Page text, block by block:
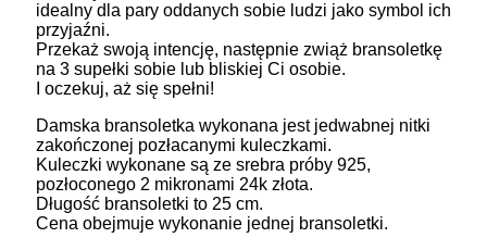
idealny dla pary oddanych sobie ludzi jako symbol ich
przyjaźni.
Przekaż swoją intencję, następnie zwiąż bransoletkę
na 3 supełki sobie lub bliskiej Ci osobie.
I oczekuj, aż się spełni!
Damska bransoletka wykonana jest jedwabnej nitki
zakończonej pozłacanymi kuleczkami.
Kuleczki wykonane są ze srebra próby 925,
pozłoconego 2 mikronami 24k złota.
Długość bransoletki to 25 cm.
Cena obejmuje wykonanie jednej bransoletki.